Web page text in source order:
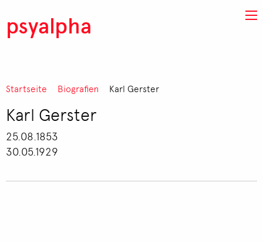
psyalpha
Pfadnavigation
Startseite Biografien Karl Gerster
Karl Gerster
25.08.1853
30.05.1929